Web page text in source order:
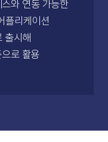
와 연동 가능한
플리케이션
출시해
로 활용